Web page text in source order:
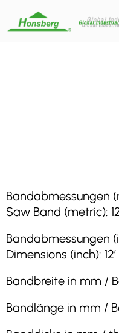
Bandabmessungen
Saw Band (metric):
Bandabmessungen
Dimensions (inch): 12′
Bandbreite in mm /
Bandlänge in mm /